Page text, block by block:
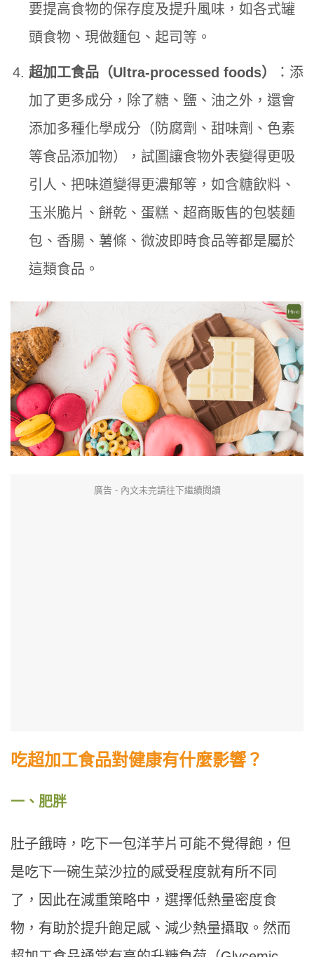
要提高食物的保存度及提升風味，如各式罐
頭食物、現做麵包、起司等。
超加工食品（Ultra-processed foods）
：添
加了更多成分，除了糖、鹽、油之外，還會
添加多種化學成分（防腐劑、甜味劑、色素
等食品添加物），試圖讓食物外表變得更吸
引人、把味道變得更濃郁等，如含糖飲料、
玉米脆片、餅乾、蛋糕、超商販售的包裝麵
包、香腸、薯條、微波即時食品等都是屬於
這類食品。
廣告 - 內文未完請往下繼續閱讀
吃超加工食品對健康有什麼影響？
一、肥胖
肚子餓時，吃下一包洋芋片可能不覺得飽，但
是吃下一碗生菜沙拉的感受程度就有所不同
了，因此在減重策略中，選擇低熱量密度食
物，有助於提升飽足感、減少熱量攝取。然而